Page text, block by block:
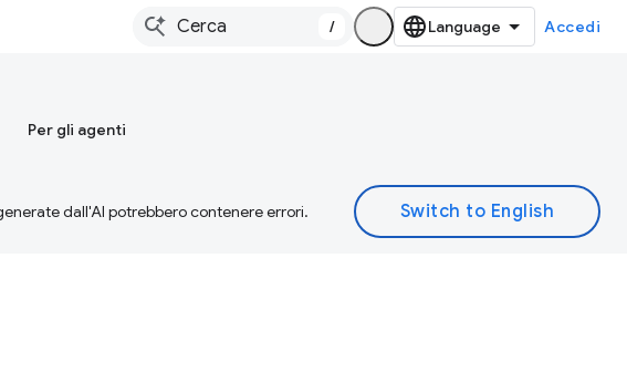
/ Accedi
Per gli agenti
dall'AI potrebbero contenere errori.